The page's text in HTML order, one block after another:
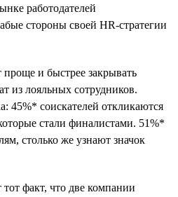
работодателей
стороны своей HR-стратегии
и быстрее закрывать
из лояльных сотрудников.
45%* соискателей откликаются
стали финалистами. 51%*
столько же узнают значок
факт, что две компании